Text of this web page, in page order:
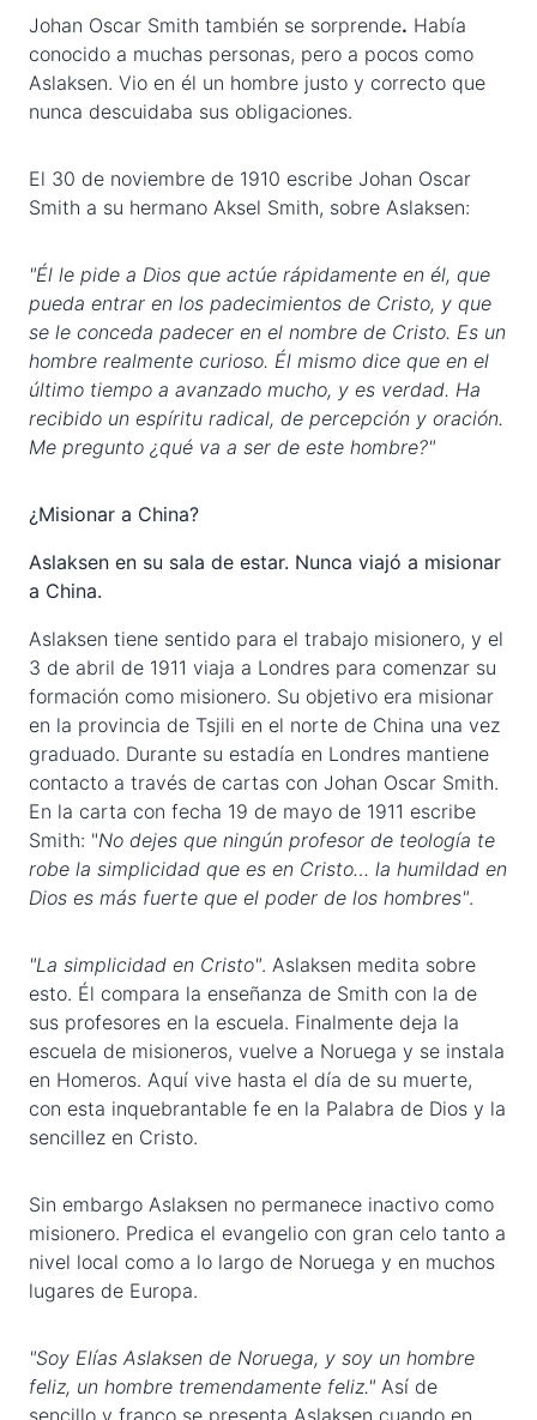
Johan Oscar Smith también se sorprende. Había
conocido a muchas personas, pero a pocos como
Aslaksen. Vio en él un hombre justo y correcto que
nunca descuidaba sus obligaciones.
El 30 de noviembre de 1910 escribe Johan Oscar
Smith a su hermano Aksel Smith, sobre Aslaksen:
"Él le pide a Dios que actúe rápidamente en él, que
pueda entrar en los padecimientos de Cristo, y que
se le conceda padecer en el nombre de Cristo. Es un
hombre realmente curioso. Él mismo dice que en el
último tiempo a avanzado mucho, y es verdad. Ha
recibido un espíritu radical, de percepción y oración.
Me pregunto ¿qué va a ser de este hombre?"
¿Misionar a China?
Aslaksen en su sala de estar. Nunca viajó a misionar
a China.
Aslaksen tiene sentido para el trabajo misionero, y el
3 de abril de 1911 viaja a Londres para comenzar su
formación como misionero. Su objetivo era misionar
en la provincia de Tsjili en el norte de China una vez
graduado. Durante su estadía en Londres mantiene
contacto a través de cartas con Johan Oscar Smith.
En la carta con fecha 19 de mayo de 1911 escribe
Smith: "No dejes que ningún profesor de teología te
robe la simplicidad que es en Cristo… la humildad en
Dios es más fuerte que el poder de los hombres".
"La simplicidad en Cristo". Aslaksen medita sobre
esto. Él compara la enseñanza de Smith con la de
sus profesores en la escuela. Finalmente deja la
escuela de misioneros, vuelve a Noruega y se instala
en Homeros. Aquí vive hasta el día de su muerte,
con esta inquebrantable fe en la Palabra de Dios y la
sencillez en Cristo.
Sin embargo Aslaksen no permanece inactivo como
misionero. Predica el evangelio con gran celo tanto a
nivel local como a lo largo de Noruega y en muchos
lugares de Europa.
"Soy Elías Aslaksen de Noruega, y soy un hombre
feliz, un hombre tremendamente feliz." Así de
sencillo y franco se presenta Aslaksen cuando en